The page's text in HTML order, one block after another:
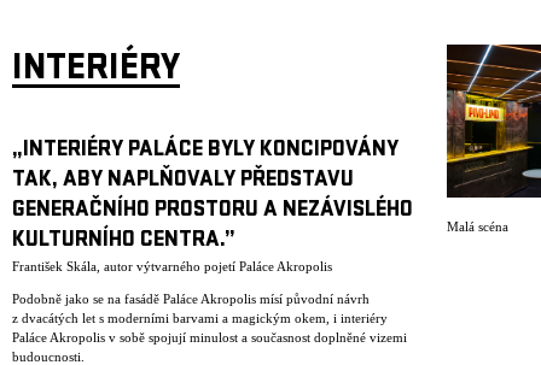
INTERIÉRY
„INTERIÉRY PALÁCE BYLY KONCIPOVÁNY
TAK, ABY NAPLŇOVALY PŘEDSTAVU
GENERAČNÍHO PROSTORU A NEZÁVISLÉHO
KULTURNÍHO CENTRA.”
František Skála, autor výtvarného pojetí Paláce Akropolis
Podobně jako se na fasádě Paláce Akropolis mísí původní návrh
z dvacátých let s moderními barvami a magickým okem, i interiéry
Paláce Akropolis v sobě spojují minulost a současnost doplněné vizemi
budoucnosti.
Malá scéna